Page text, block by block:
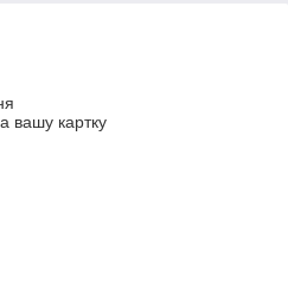
вашу картку